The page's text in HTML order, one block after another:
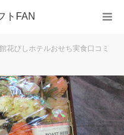
トFAN
花びしホテルおせち実食口コミ